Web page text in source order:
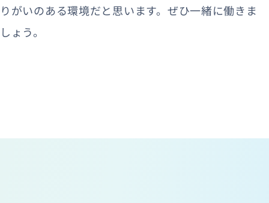
りがいのある環境だと思います。ぜひ一緒に働きま
しょう。